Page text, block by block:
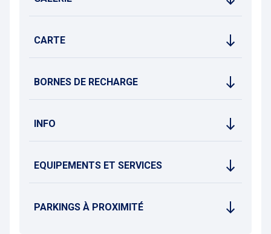
CARTE
BORNES DE RECHARGE
INFO
EQUIPEMENTS ET SERVICES
PARKINGS À PROXIMITÉ